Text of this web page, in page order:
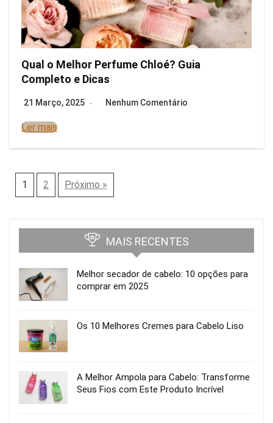
Qual o Melhor Perfume Chloé? Guia
Completo e Dicas
21 Março, 2025 Nenhum Comentário
Ler mais
1 2 Próximo »
MAIS RECENTES
Melhor secador de cabelo: 10 opções para
comprar em 2025
Os 10 Melhores Cremes para Cabelo Liso
A Melhor Ampola para Cabelo: Transforme
Seus Fios com Este Produto Incrível